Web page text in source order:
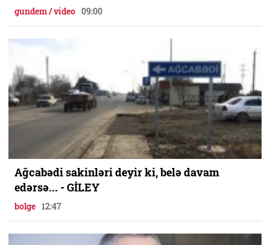
gundem / video 09:00
Ağcabədi sakinləri deyir ki, belə davam
edərsə... - GİLEY
bolge 12:47